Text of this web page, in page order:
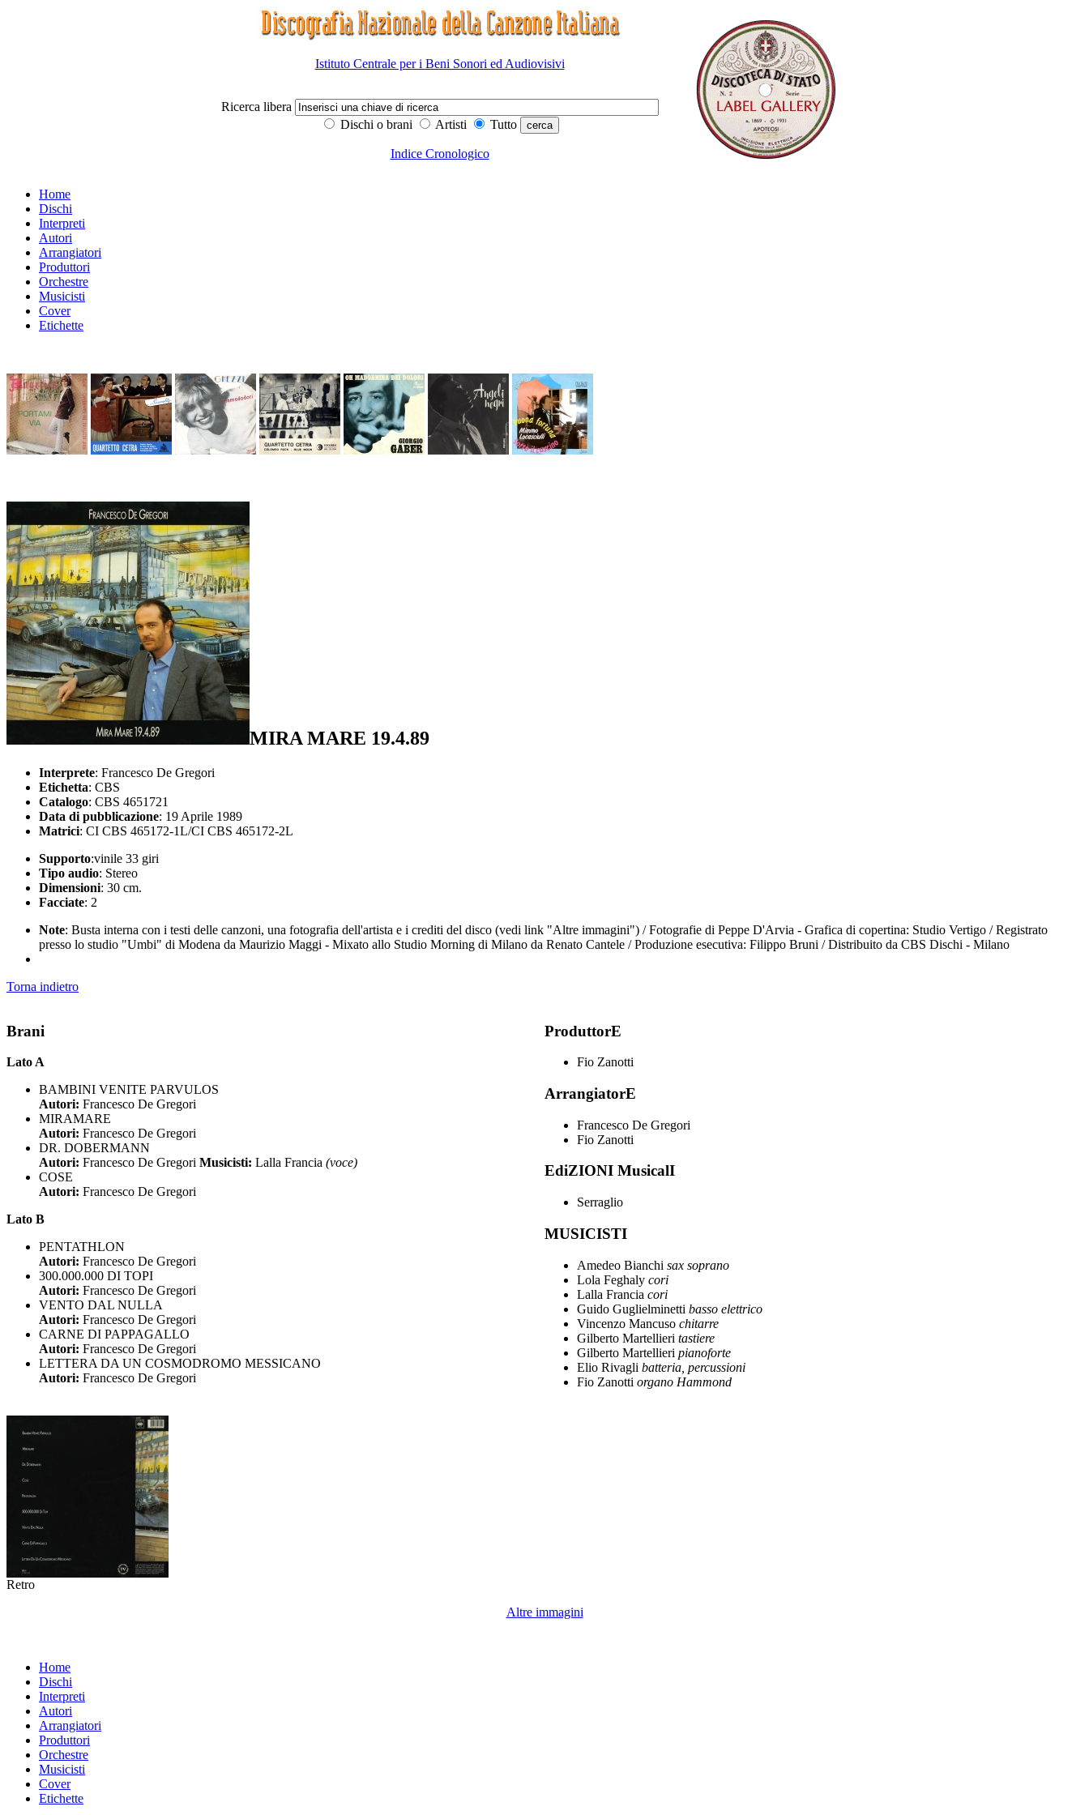
Istituto Centrale per i Beni Sonori ed Audiovisivi
Ricerca libera
Dischi o brani
Artisti Tutto
Indice Cronologico
Home
Dischi
Interpreti
Autori
Arrangiatori
Produttori
Orchestre
Musicisti
Cover
Etichette
MIRA MARE 19.4.89
Interprete: Francesco De Gregori
Etichetta: CBS
Catalogo: CBS 4651721
Data di pubblicazione: 19 Aprile 1989
Matrici: CI CBS 465172-1L/CI CBS 465172-2L
Supporto:vinile 33 giri
Tipo audio: Stereo
Dimensioni: 30 cm.
Facciate: 2
Note: Busta interna con i testi delle canzoni, una fotografia dell'artista e i crediti del disco (vedi link "Altre immagini") / Fotografie di Peppe D'Arvia - Grafica di copertina: Studio Vertigo / Registrato
presso lo studio "Umbi" di Modena da Maurizio Maggi - Mixato allo Studio Morning di Milano da Renato Cantele / Produzione esecutiva: Filippo Bruni / Distribuito da CBS Dischi - Milano
Torna indietro
Brani
Lato A
BAMBINI VENITE PARVULOS
Autori: Francesco De Gregori
MIRAMARE
Autori: Francesco De Gregori
DR. DOBERMANN
Autori: Francesco De Gregori Musicisti: Lalla Francia (voce)
COSE
Autori: Francesco De Gregori
Lato B
PENTATHLON
Autori: Francesco De Gregori
300.000.000 DI TOPI
Autori: Francesco De Gregori
VENTO DAL NULLA
Autori: Francesco De Gregori
CARNE DI PAPPAGALLO
Autori: Francesco De Gregori
LETTERA DA UN COSMODROMO MESSICANO
Autori: Francesco De Gregori
ProduttorE
Fio Zanotti
ArrangiatorE
Francesco De Gregori
Fio Zanotti
EdiZIONI MusicalI
Serraglio
MUSICISTI
Amedeo Bianchi sax soprano
Lola Feghaly cori
Lalla Francia cori
Guido Guglielminetti basso elettrico
Vincenzo Mancuso chitarre
Gilberto Martellieri tastiere
Gilberto Martellieri pianoforte
Elio Rivagli batteria, percussioni
Fio Zanotti organo Hammond
Retro
Altre immagini
Home
Dischi
Interpreti
Autori
Arrangiatori
Produttori
Orchestre
Musicisti
Cover
Etichette